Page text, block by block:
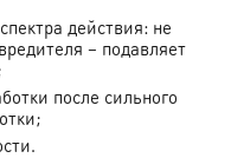
действия: не
– подавляет
после сильного